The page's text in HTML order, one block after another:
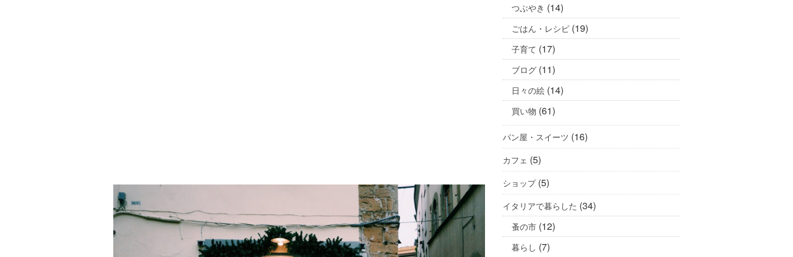
つぶやき (14)
ごはん・レシピ (19)
子育て (17)
ブログ (11)
日々の絵 (14)
買い物 (61)
パン屋・スイーツ (16)
カフェ (5)
ショップ(5)
イタリアで暮らした (34)
蚤の市 (12)
暮らし (7)